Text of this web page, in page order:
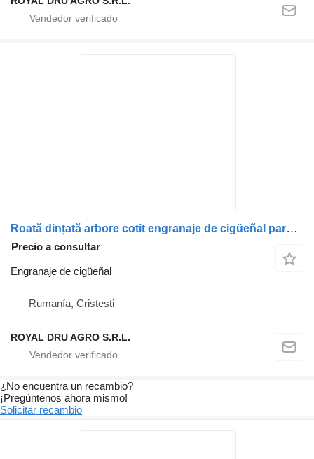
Roată dințată arbore cotit engranaje de cigüeñal para MAN 51021150256/51021150293 camión
Precio a consultar
Engranaje de cigüeñal
Rumanía, Cristesti
ROYAL DRU AGRO S.R.L.
¿No encuentra un recambio?
¡Pregúntenos ahora mismo!
Solicitar recambio